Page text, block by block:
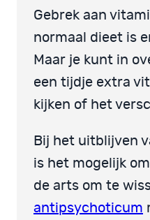
Gebrek aan
normaal dieet is
Maar je kunt in
een tijdje extra
kijken of het
Bij het uitblijven
is het mogelijk
de arts om te
antipsychoticum